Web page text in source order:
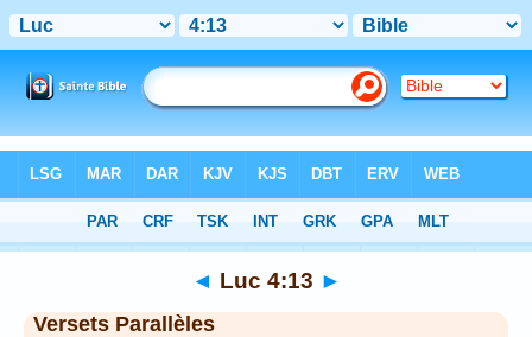
Chapitre 4 > Verset 13
◄ Luc 4:13 ►
Versets Parallèles